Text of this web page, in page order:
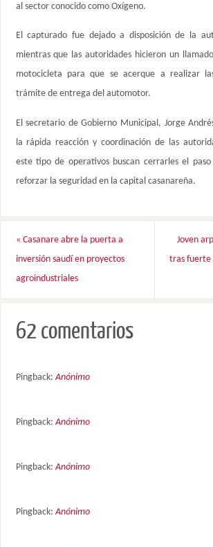
al sector conocido como Oxígeno.
El capturado fue dejado a disposición de la
mientras que las autoridades hicieron un
motocicleta para que se acerque a realizar
trámite de entrega del automotor.
El secretario de Gobierno Municipal, Jorge
la rápida reacción y coordinación de las
este tipo de operativos buscan cerrarles el
reforzar la seguridad en la capital casanareña.
« Casanare abre la puerta a
inversión saudí en proyectos
agroindustriales
Joven
tras fuerte
62 comentarios
Pingback:Anónimo
Pingback:Anónimo
Pingback:Anónimo
Pingback:Anónimo